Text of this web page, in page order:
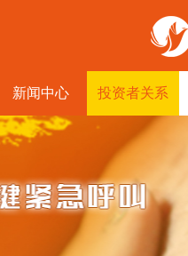
新闻中心 投资者关系